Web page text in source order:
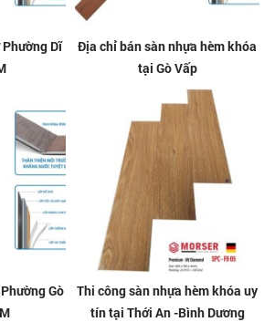
Dĩ
Địa chỉ bán sàn nhựa hèm khóa
tại Gò Vấp
Gò
Thi công sàn nhựa hèm khóa uy
tín tại Thới An -Bình Dương